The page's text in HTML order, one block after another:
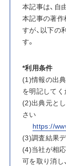
本記事は、自
本記事の著
すが、以下の
す。
*利用条件
(1)情報の出
を明記して
(2)出典元と
さい
https://
(3)調査結果
(4)当社が相
可を取り消し